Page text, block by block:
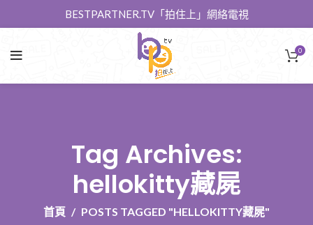
BESTPARTNER.TV「拍住上」網絡電視
0
Tag Archives:
hellokitty藏屍
首頁 POSTS TAGGED "HELLOKITTY藏屍"